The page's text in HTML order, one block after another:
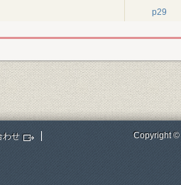
p29
p34
p40
p45
わせ Copyright ©